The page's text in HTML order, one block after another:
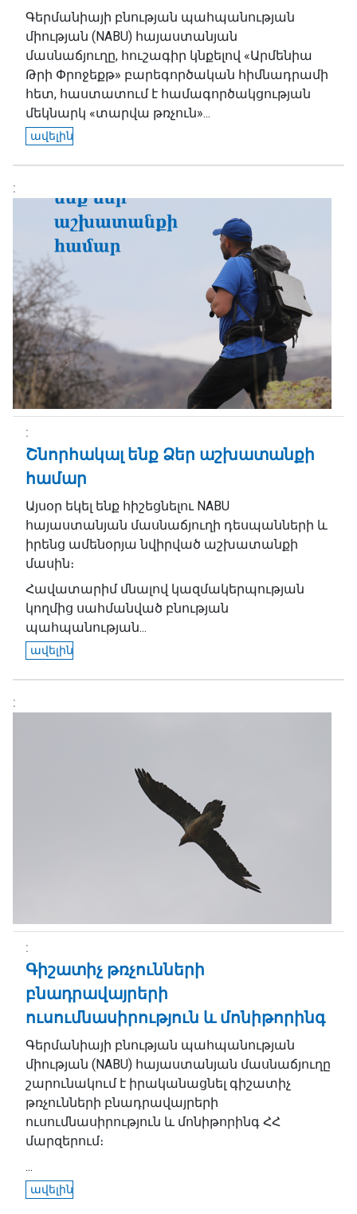
Գերմանիայի բնության պահպանության
միության (NABU) հայաստանյան
մասնաճյուղը, հուշագիր կնքելով «Արմենիա
Թրի Փրոջեքթ» բարեգործական հիմնադրամի
հետ, հաստատում է համագործակցության
մեկնարկ «տարվա թռչուն»...
ավելին
Շնորհակալ ենք Ձեր աշխատանքի
համար
Այսօր եկել ենք հիշեցնելու NABU
հայաստանյան մասնաճյուղի դեսպանների և
իրենց ամենօրյա նվիրված աշխատանքի
մասին։
Հավատարիմ մնալով կազմակերպության
կողմից սահմանված բնության
պահպանության...
ավելին
Գիշատիչ թռչունների
բնադրավայրերի
ուսումնասիրություն և մոնիթորինգ
Գերմանիայի բնության պահպանության
միության (NABU) հայաստանյան մասնաճյուղը
շարունակում է իրականացնել գիշատիչ
թռչունների բնադրավայրերի
ուսումնասիրություն և մոնիթորինգ ՀՀ
մարզերում։
...
ավելին